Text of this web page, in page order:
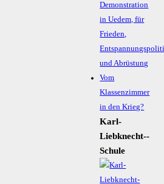
Demonstration
in Uedem, für
Frieden,
und Abrüstung
Vom
Klassenzimmer
in den Krieg?
Karl-
Liebknecht-­
Schule